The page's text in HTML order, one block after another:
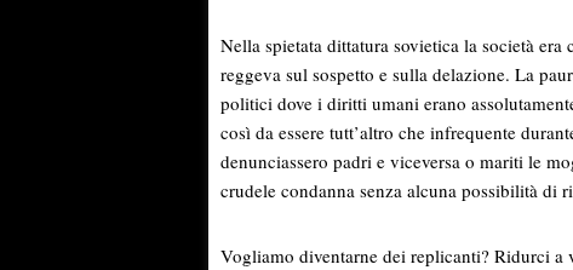
Nella spietata dittatura sovietica la società era
reggeva sul sospetto e sulla delazione. La
politici dove i diritti umani erano
così da essere tutt’altro che infrequente
denunciassero padri e viceversa o mariti le
crudele condanna senza alcuna possibilità di
Vogliamo diventarne dei replicanti? Ridurci